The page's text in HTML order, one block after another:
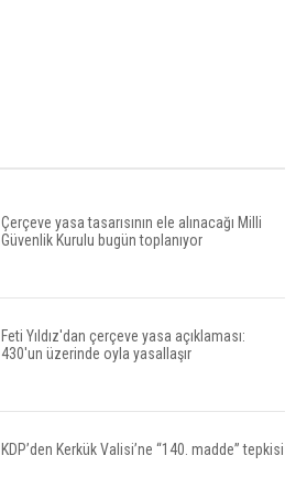
Çerçeve yasa tasarısının ele alınacağı Milli
Güvenlik Kurulu bugün toplanıyor
Feti Yıldız'dan çerçeve yasa açıklaması:
430'un üzerinde oyla yasallaşır
KDP’den Kerkük Valisi’ne “140. madde” tepkisi